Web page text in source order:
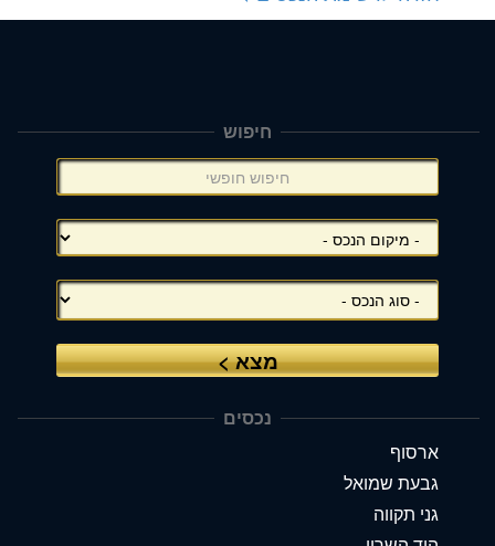
תפריט
באפשרותך
ללחוץ
חיפוש
נכסים
ארסוף
גבעת שמואל
גני תקווה